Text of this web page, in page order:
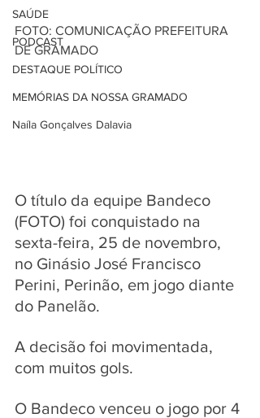
SAÚDE
PODCAST
DESTAQUE POLÍTICO
MEMÓRIAS DA NOSSA GRAMADO
Naíla Gonçalves Dalavia
FOTO: COMUNICAÇÃO PREFEITURA
DE GRAMADO
O título da equipe Bandeco
(FOTO) foi conquistado na
sexta-feira, 25 de novembro,
no Ginásio José Francisco
Perini, Perinão, em jogo diante
do Panelão.
A decisão foi movimentada,
com muitos gols.
O Bandeco venceu o jogo por 4